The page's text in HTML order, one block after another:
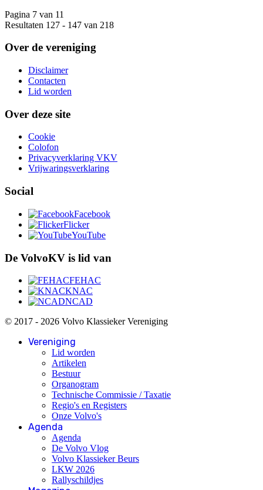
Pagina 7 van 11
Resultaten 127 - 147 van 218
Over de vereniging
Disclaimer
Contacten
Lid worden
Over deze site
Cookie
Colofon
Privacyverklaring VKV
Vrijwaringsverklaring
Social
Facebook
Flicker
YouTube
De VolvoKV is lid van
FEHAC
KNAC
NCAD
© 2017 - 2026 Volvo Klassieker Vereniging
Vereniging
Lid worden
Artikelen
Bestuur
Organogram
Technische Commissie / Taxatie
Regio's en Registers
Onze Volvo's
Agenda
Agenda
De Volvo Vlog
Volvo Klassieker Beurs
LKW 2026
Rallyschildjes